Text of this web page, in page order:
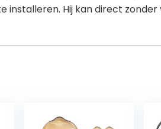
Hij kan direct